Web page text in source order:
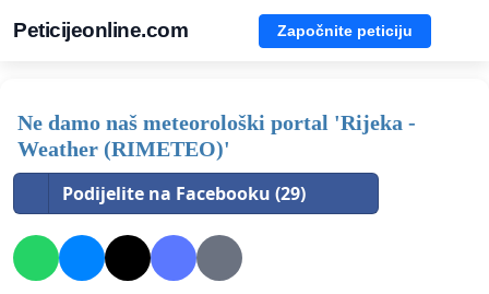
Peticijeonline.com Započnite peticiju
Ne damo naš meteorološki portal 'Rijeka -
Weather (RIMETEO)'
Podijelite na Facebooku (29)